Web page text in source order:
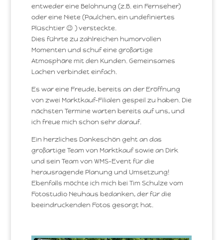
entweder eine Belohnung (z.B. ein Fernseher)
oder eine Niete (Paulchen, ein undefiniertes
Plüschtier 😉 ) versteckte.
Dies führte zu zahlreichen humorvollen
Momenten und schuf eine großartige
Atmosphäre mit den Kunden. Gemeinsames
Lachen verbindet einfach.
Es war eine Freude, bereits an der Eröffnung
von zwei Marktkauf-Filialen gespeil zu haben. Die
nächsten Termine warten bereits auf uns, und
ich freue mich schon sehr darauf.
Ein herzliches Dankeschön geht an das
großartige Team von Marktkauf sowie an Dirk
und sein Team von WMS-Event für die
herausragende Planung und Umsetzung!
Ebenfalls möchte ich mich bei Tim Schulze vom
Fotostudio Neuhaus bedanken, der für die
beeindruckenden Fotos gesorgt hat.